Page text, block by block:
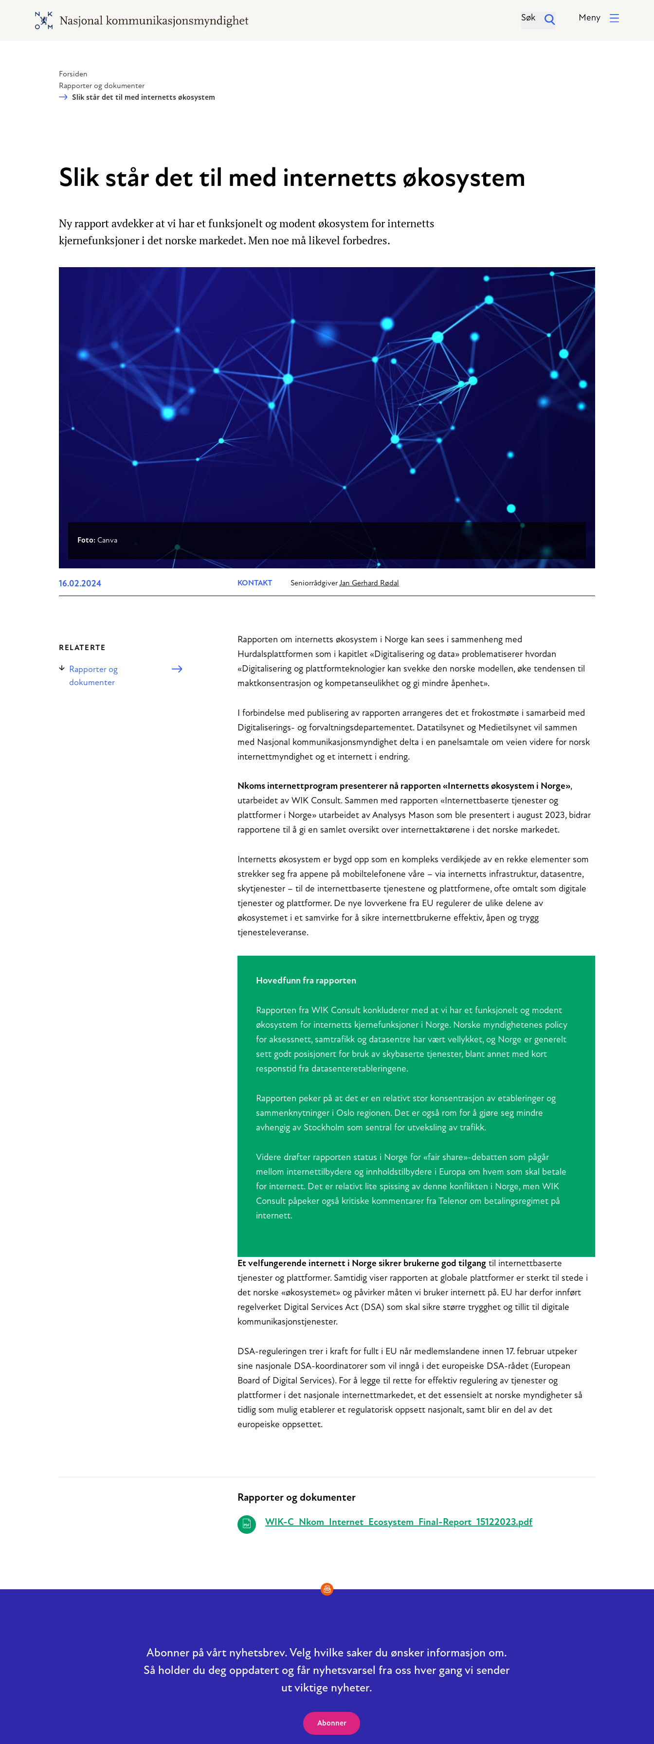
Hopp til hovedinnhold
Gå til hovedsiden Søk Meny
Forsiden
Rapporter og dokumenter
Slik står det til med internetts økosystem
Slik står det til med internetts økosystem
Ny rapport avdekker at vi har et funksjonelt og modent økosystem for internetts
kjernefunksjoner i det norske markedet. Men noe må likevel forbedres.
Foto: Canva
16.02.2024 KONTAKT Seniorrådgiver Jan Gerhard Rødal
RELATERTE
Rapporter og
dokumenter
Rapporten om internetts økosystem i Norge kan sees i sammenheng med
Hurdalsplattformen som i kapitlet «Digitalisering og data» problematiserer hvordan
«Digitalisering og plattformteknologier kan svekke den norske modellen, øke tendensen til
maktkonsentrasjon og kompetanseulikhet og gi mindre åpenhet».
I forbindelse med publisering av rapporten arrangeres det et frokostmøte i samarbeid med
Digitaliserings- og forvaltningsdepartementet. Datatilsynet og Medietilsynet vil sammen
med Nasjonal kommunikasjonsmyndighet delta i en panelsamtale om veien videre for norsk
internettmyndighet og et internett i endring.
Nkoms internettprogram presenterer nå rapporten «Internetts økosystem i Norge»,
utarbeidet av WIK Consult. Sammen med rapporten «Internettbaserte tjenester og
plattformer i Norge» utarbeidet av Analysys Mason som ble presentert i august 2023, bidrar
rapportene til å gi en samlet oversikt over internettaktørene i det norske markedet.
Internetts økosystem er bygd opp som en kompleks verdikjede av en rekke elementer som
strekker seg fra appene på mobiltelefonene våre – via internetts infrastruktur, datasentre,
skytjenester – til de internettbaserte tjenestene og plattformene, ofte omtalt som digitale
tjenester og plattformer. De nye lovverkene fra EU regulerer de ulike delene av
økosystemet i et samvirke for å sikre internettbrukerne effektiv, åpen og trygg
tjenesteleveranse.
Hovedfunn fra rapporten
Rapporten fra WIK Consult konkluderer med at vi har et funksjonelt og modent
økosystem for internetts kjernefunksjoner i Norge. Norske myndighetenes policy
for aksessnett, samtrafikk og datasentre har vært vellykket, og Norge er generelt
sett godt posisjonert for bruk av skybaserte tjenester, blant annet med kort
responstid fra datasenteretableringene.
Rapporten peker på at det er en relativt stor konsentrasjon av etableringer og
sammenknytninger i Oslo regionen. Det er også rom for å gjøre seg mindre
avhengig av Stockholm som sentral for utveksling av trafikk.
Videre drøfter rapporten status i Norge for «fair share»-debatten som pågår
mellom internettilbydere og innholdstilbydere i Europa om hvem som skal betale
for internett. Det er relativt lite spissing av denne konflikten i Norge, men WIK
Consult påpeker også kritiske kommentarer fra Telenor om betalingsregimet på
internett.
Et velfungerende internett i Norge sikrer brukerne god tilgang til internettbaserte
tjenester og plattformer. Samtidig viser rapporten at globale plattformer er sterkt til stede i
det norske «økosystemet» og påvirker måten vi bruker internett på. EU har derfor innført
regelverket Digital Services Act (DSA) som skal sikre større trygghet og tillit til digitale
kommunikasjonstjenester.
DSA-reguleringen trer i kraft for fullt i EU når medlemslandene innen 17. februar utpeker
sine nasjonale DSA-koordinatorer som vil inngå i det europeiske DSA-rådet (European
Board of Digital Services). For å legge til rette for effektiv regulering av tjenester og
plattformer i det nasjonale internettmarkedet, et det essensielt at norske myndigheter så
tidlig som mulig etablerer et regulatorisk oppsett nasjonalt, samt blir en del av det
europeiske oppsettet.
Relaterte
Rapporter og dokumenter
WIK-C_Nkom_Internet_Ecosystem_Final-Report_15122023.pdf
Abonner på vårt nyhetsbrev. Velg hvilke saker du ønsker informasjon om.
Så holder du deg oppdatert og får nyhetsvarsel fra oss hver gang vi sender
ut viktige nyheter.
Abonner